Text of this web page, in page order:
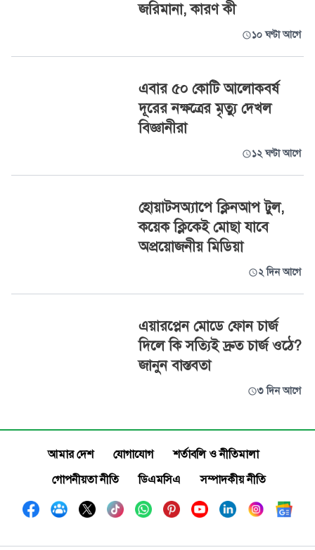
জরিমানা, কারণ কী
১০ ঘণ্টা আগে
এবার ৫০ কোটি আলোকবর্ষ
দূরের নক্ষত্রের মৃত্যু দেখল
বিজ্ঞানীরা
১২ ঘণ্টা আগে
হোয়াটসঅ্যাপে ক্লিনআপ টুল,
কয়েক ক্লিকেই মোছা যাবে
অপ্রয়োজনীয় মিডিয়া
২ দিন আগে
এয়ারপ্লেন মোডে ফোন চার্জ
দিলে কি সত্যিই দ্রুত চার্জ ওঠে?
জানুন বাস্তবতা
৩ দিন আগে
আমার দেশ যোগাযোগ
শর্তাবলি ও নীতিমালা
গোপনীয়তা নীতি
ডিএমসিএ সম্পাদকীয় নীতি